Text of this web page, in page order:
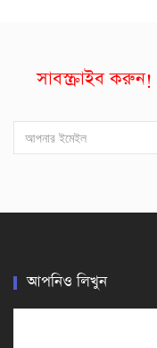
সাবস্ক্রাইব করুন!
আপনিও লিখুন